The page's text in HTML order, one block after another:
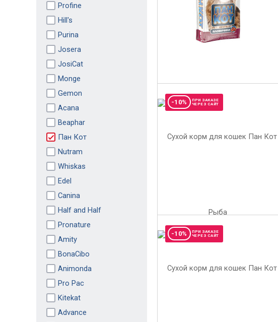
Profine
Hill's
Purina
Josera
JosiCat
Monge
Gemon
Acana
Beaphar
Пан Кот
Nutram
Whiskas
Edel
Canina
Half and Half
Pronature
Amity
BonaCibo
Animonda
Pro Pac
Kitekat
Advance
-10%
ПРИ ЗАКАЗЕ
ЧЕРЕЗ САЙТ
-10%
ПРИ ЗАКАЗЕ
ЧЕРЕЗ САЙТ